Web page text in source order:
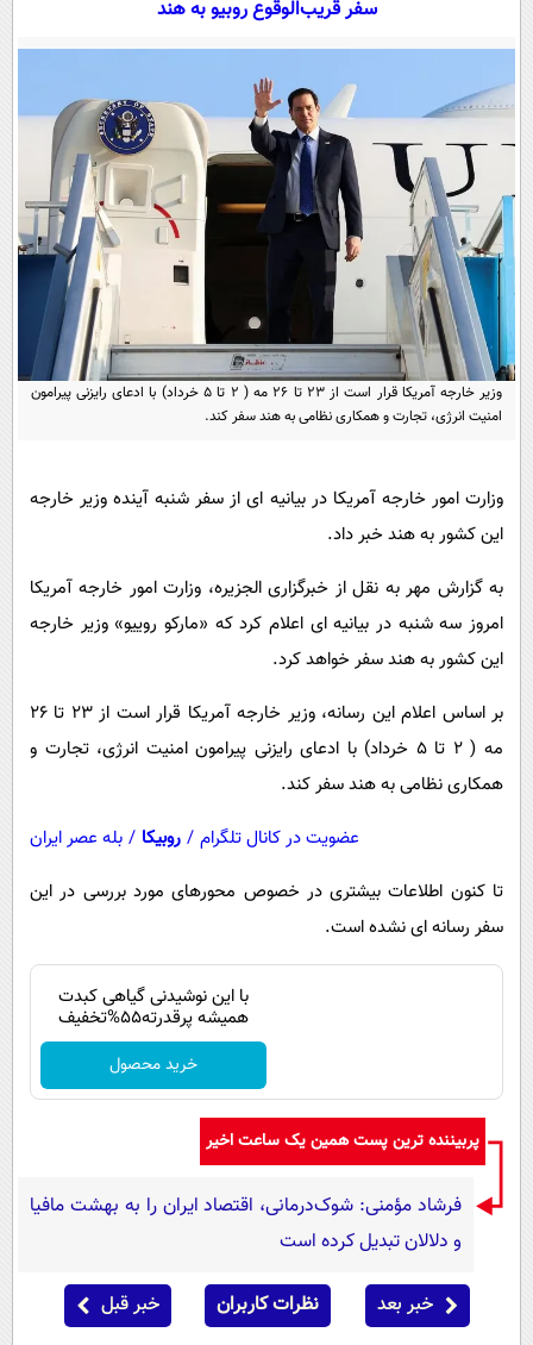
سیاسی
اقتصاد
اقتصادی
خودرو
جامعه
اجتماعی
سلامت
سفر و تفریح
ورزشی
بین الملل
سیاست خارجی
فرهنگ و هنر
علم و دانش
علمی
اخبار کریپتو
گوناگون
سرگرمی
باشگاه مغز
فیلم
اقتصاد
سیاست
فناوری
گوناگون
محیط زیست
سلامت
بین الملل
اجتماعی
سیاست خارجی
عصر ایران 2
داستان کوتاه
روانشناسی
آشپزی
سفر قریب‌الوقوع روبیو به هند
وزیر خارجه آمریکا قرار است از ۲۳ تا ۲۶ مه ( ۲ تا ۵ خرداد) با ادعای رایزنی پیرامون
امنیت انرژی، تجارت و همکاری نظامی به هند سفر کند.
وزارت امور خارجه آمریکا در بیانیه ای از سفر شنبه آینده وزیر خارجه
این کشور به هند خبر داد.
به گزارش مهر به نقل از خبرگزاری الجزیره، وزارت امور خارجه آمریکا
امروز سه شنبه در بیانیه ای اعلام کرد که «مارکو روییو» وزیر خارجه
این کشور به هند سفر خواهد کرد.
بر اساس اعلام این رسانه، وزیر خارجه آمریکا قرار است از ۲۳ تا ۲۶
مه ( ۲ تا ۵ خرداد) با ادعای رایزنی پیرامون امنیت انرژی، تجارت و
همکاری نظامی به هند سفر کند.
عضویت در کانال تلگرام / روبیکا / بله عصر ایران
تا کنون اطلاعات بیشتری در خصوص محورهای مورد بررسی در این
سفر رسانه ای نشده است.
با این نوشیدنی گیاهی کبدت
همیشه پرقدرته55%تخفیف
خرید محصول
پربیننده ترین پست همین یک ساعت اخیر
فرشاد مؤمنی: شوک‌درمانی، اقتصاد ایران را به بهشت مافیا
و دلالان تبدیل کرده است
خبر بعد نظرات کاربران خبر قبل